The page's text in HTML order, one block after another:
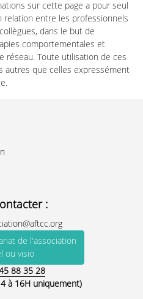
2
Sandra
Marie-Bérengère
sur cette page a pour seul
entre les professionnels
dans le but de
comportementales et
réseau. Toute utilisation de ces
autres que celles expressément
:
de l'association
ou visio
88 35 28
à 16H uniquement)